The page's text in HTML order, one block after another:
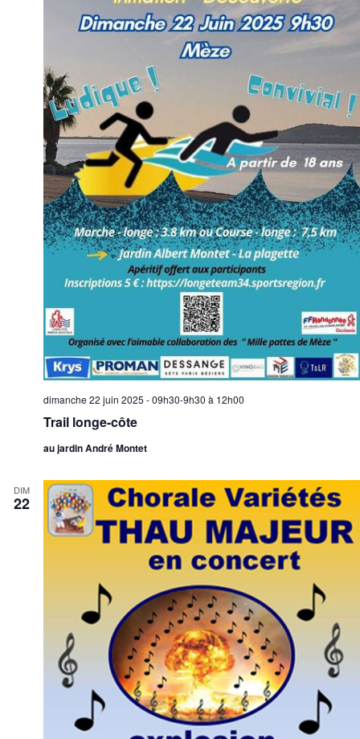
Trail longe-côte
dimanche 22 juin 2025 - 09h30-9h30 à 12h00
au jardin André Montet
DIM
22